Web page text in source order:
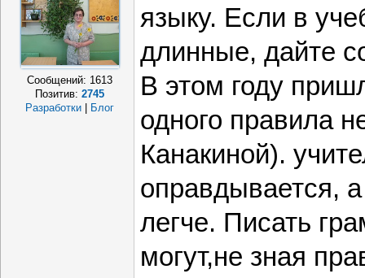
Сообщений: 1613
Позитив: 2745
Разработки
Блог
языку. Если в
длинные, дайте
В этом году
одного правила
Канакиной).
оправдывается,
легче. Писать
могут,не зная